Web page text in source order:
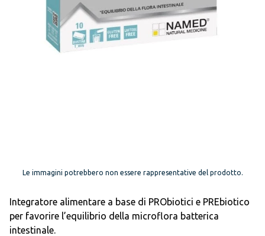
Le immagini potrebbero non essere rappresentative del prodotto.
Integratore alimentare a base di PRObiotici e PREbiotico
per favorire l’equilibrio della microflora batterica
intestinale.